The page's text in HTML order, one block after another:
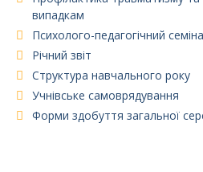
випадкам
Психолого-педагогічний
Річний звіт
Структура навчального року
Учнівське самоврядування
Форми здобуття загальної